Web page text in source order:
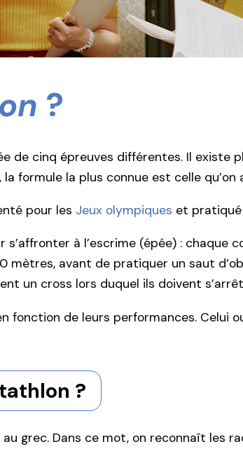
?
de cinq épreuves différentes. Il existe
formule la plus connue est celle qu’on
pour les Jeux olympiques et pratiqué
à l’escrime (épée) :
mètres, avant de pratiquer un saut
un cross lors duquel ils doivent
fonction de leurs performances. Celui
?
grec. Dans ce mot, on reconnaît les